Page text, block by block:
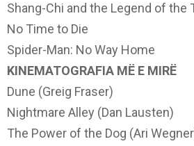
Shang-Chi and the Legend of the
No Time to Die
Spider-Man: No Way Home
KINEMATOGRAFIA MË E MIRË
Dune (Greig Fraser)
Nightmare Alley (Dan Lausten)
The Power of the Dog (Ari